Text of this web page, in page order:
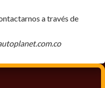
a través de